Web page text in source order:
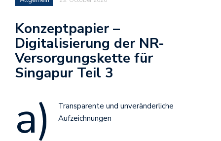
Konzeptpapier –
Digitalisierung der NR-
Versorgungskette für
Singapur Teil 3
a)
Transparente und unveränderliche
Aufzeichnungen